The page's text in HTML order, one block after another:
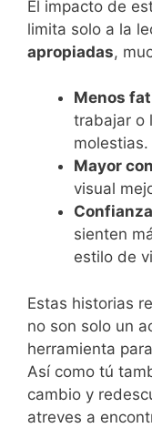
El impacto de
limita solo a la
apropiadas,
Menos
trabajar o
molestias.
Mayor
visual
sienten
estilo de
Estas historias
no son solo un
herramienta para
Así como tú
cambio y
atreves a